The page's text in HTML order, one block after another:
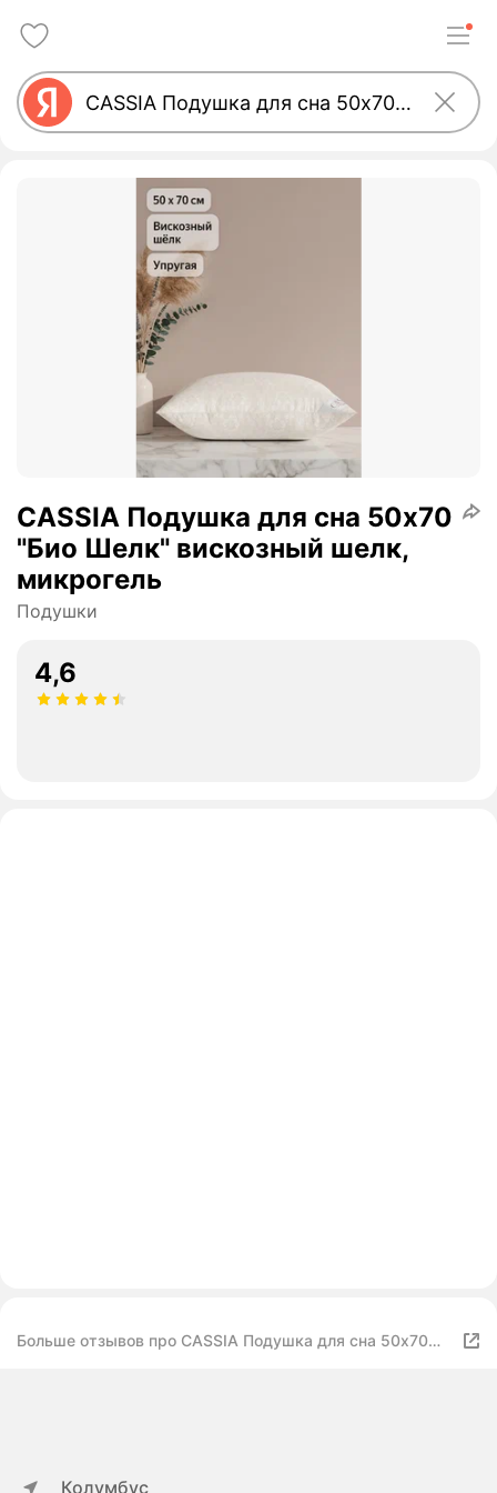
CASSIA Подушка для сна 50х70
"Био Шелк" вискозный шелк,
микрогель
Подушки
4,6
Больше отзывов про CASSIA Подушка для сна 50х70
Колумбус